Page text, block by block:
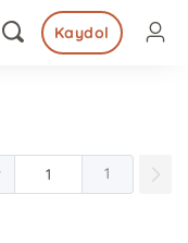
Kaydol
1